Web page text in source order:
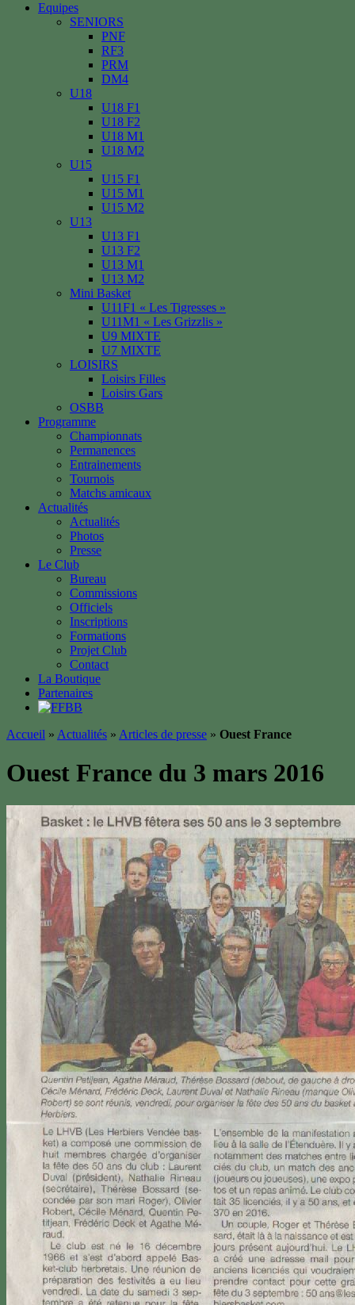
Equipes
SENIORS
PNF
RF3
PRM
DM4
U18
U18 F1
U18 F2
U18 M1
U18 M2
U15
U15 F1
U15 M1
U15 M2
U13
U13 F1
U13 F2
U13 M1
U13 M2
Mini Basket
U11F1 « Les Tigresses »
U11M1 « Les Grizzlis »
U9 MIXTE
U7 MIXTE
LOISIRS
Loisirs Filles
Loisirs Gars
OSBB
Programme
Championnats
Permanences
Entrainements
Tournois
Matchs amicaux
Actualités
Actualités
Photos
Presse
Le Club
Bureau
Commissions
Officiels
Inscriptions
Formations
Projet Club
Contact
La Boutique
Partenaires
Accueil » Actualités » Articles de presse » Ouest France
Ouest France du 3 mars 2016